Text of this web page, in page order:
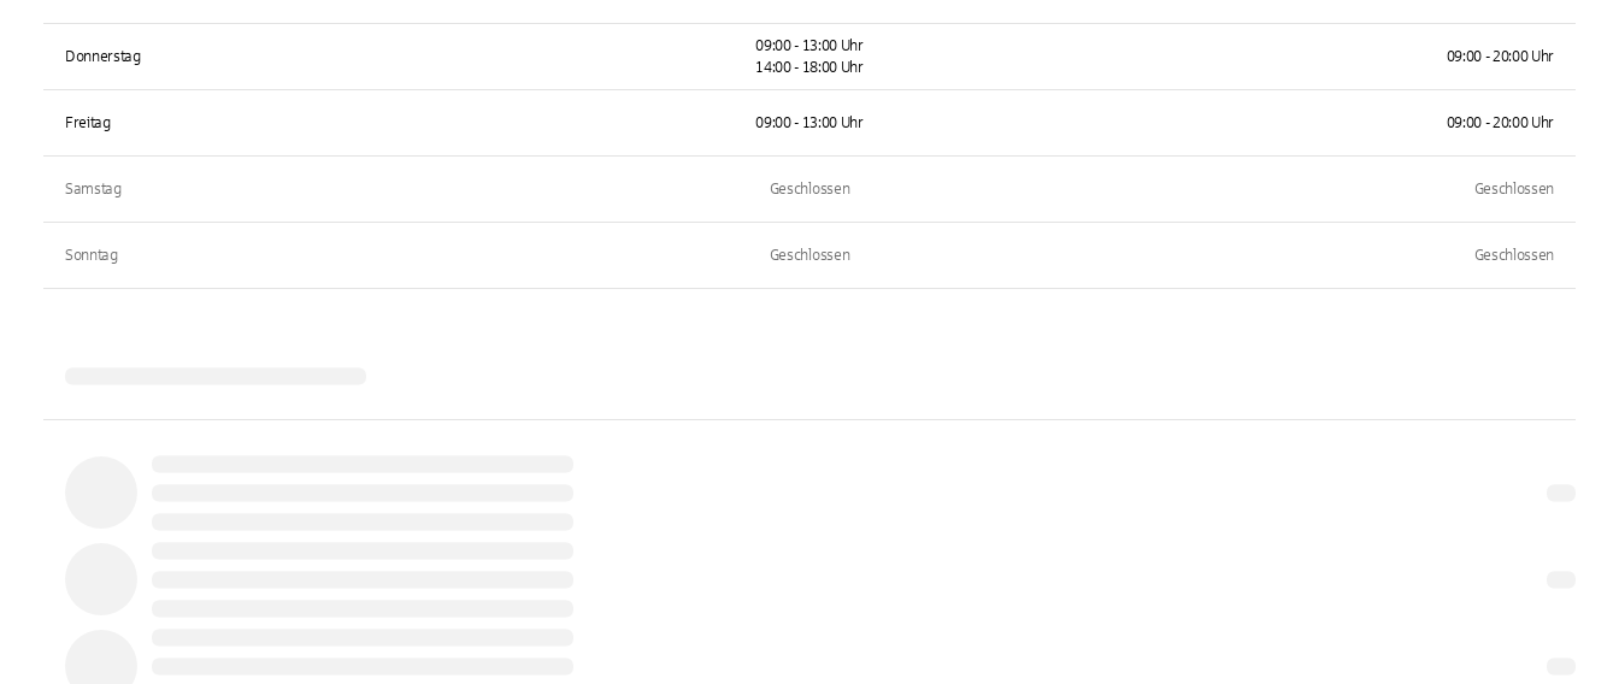
Donnerstag
09:00 - 13:00 Uhr
14:00 - 18:00 Uhr
09:00 - 20:00 Uhr
Freitag 09:00 - 13:00 Uhr 09:00 - 20:00 Uhr
Samstag Geschlossen Geschlossen
Sonntag Geschlossen Geschlossen